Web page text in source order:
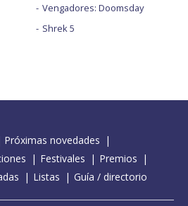
Vengadores: Doomsday
Shrek 5
Próximas novedades
Festivales
Premios
Listas Guía / directorio